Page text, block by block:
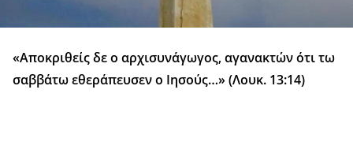
«Αποκριθείς δε ο αρχισυνάγωγος, αγανακτών ότι τω
σαββάτω εθεράπευσεν ο Ιησούς…» (Λουκ. 13:14)